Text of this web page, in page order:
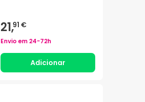
21,91 €
Envio em 24-72h
Adicionar